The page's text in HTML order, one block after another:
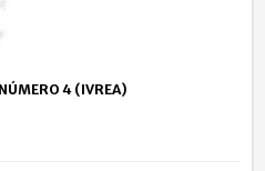
4 (IVREA)